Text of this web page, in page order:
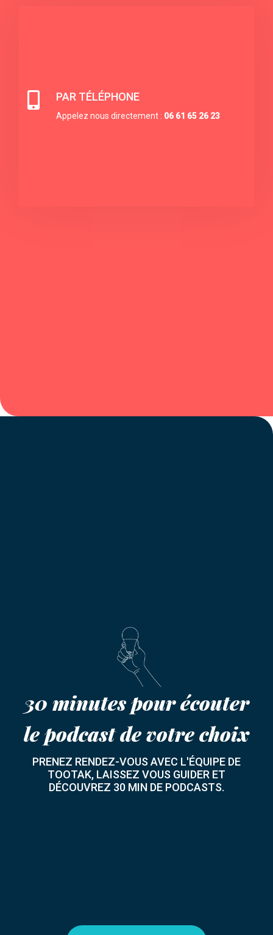
 PAR TÉLÉPHONE
Appelez nous directement : 06 61 65 26 23
30 minutes pour écouter
le podcast de votre choix
PRENEZ RENDEZ-VOUS AVEC L'ÉQUIPE DE
TOOTAK, LAISSEZ VOUS GUIDER ET
DÉCOUVREZ 30 MIN DE PODCASTS.